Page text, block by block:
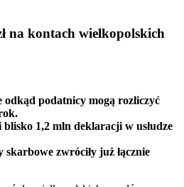
na kontach wielkopolskich
odkąd podatnicy mogą rozliczyć
blisko 1,2 mln deklaracji w usłudze
zwróciły już łącznie